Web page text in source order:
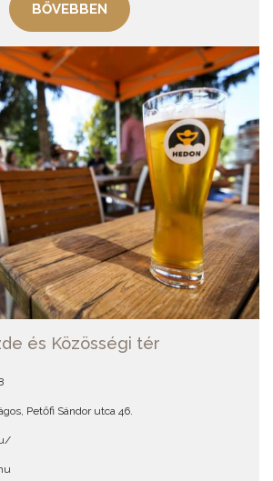
BŐVEBBEN
és Közösségi tér
Petőfi Sándor utca 46.